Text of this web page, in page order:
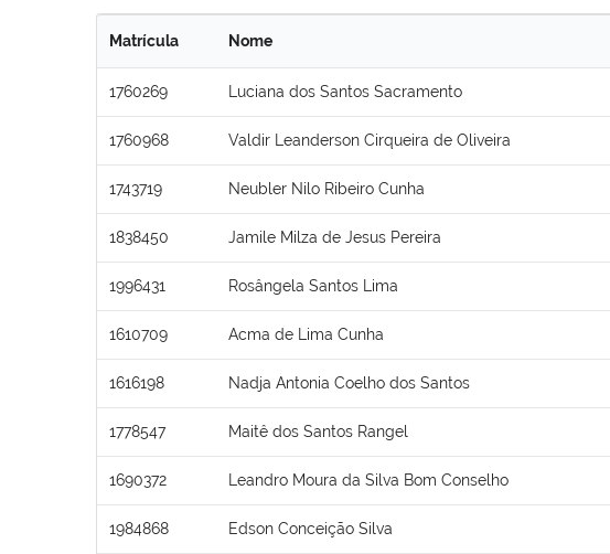
Matrícula Nome
1760269 Luciana dos Santos Sacramento
1760968 Valdir Leanderson Cirqueira de Oliveira
1743719 Neubler Nilo Ribeiro Cunha
1838450 Jamile Milza de Jesus Pereira
1996431 Rosângela Santos Lima
1610709 Acma de Lima Cunha
1616198 Nadja Antonia Coelho dos Santos
1778547 Maitê dos Santos Rangel
1690372 Leandro Moura da Silva Bom Conselho
1984868 Edson Conceição Silva